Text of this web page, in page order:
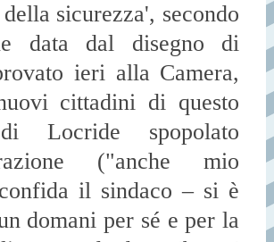
sicurezza', secondo
data dal disegno di
ieri alla Camera,
cittadini di questo
Locride spopolato
("anche mio
il sindaco – si è
domani per sé e per la